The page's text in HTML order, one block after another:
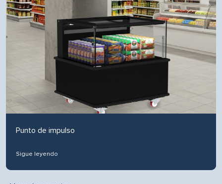
Punto de impulso
Sigue leyendo